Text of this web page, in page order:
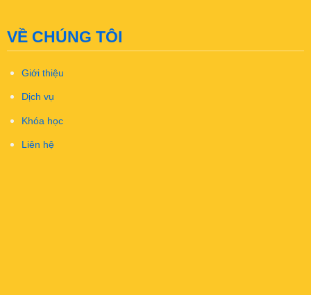
VỀ CHÚNG TÔI
Giới thiệu
Dịch vụ
Khóa học
Liên hệ